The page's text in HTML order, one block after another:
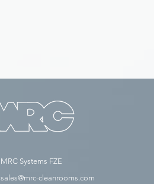
MRC Systems FZE
sales@mrc-cleanrooms.com